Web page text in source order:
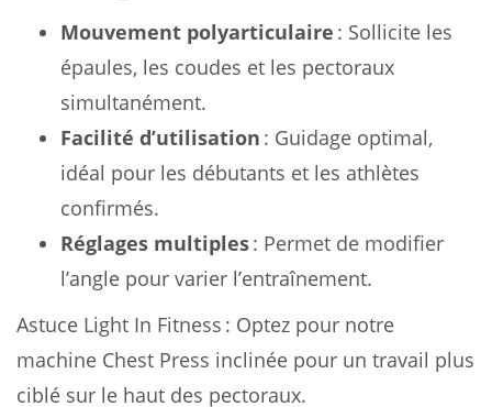
Mouvement polyarticulaire : Sollicite les
épaules, les coudes et les pectoraux
simultanément.
Facilité d’utilisation : Guidage optimal,
idéal pour les débutants et les athlètes
confirmés.
Réglages multiples: Permet de modifier
l’angle pour varier l’entraînement.
Astuce Light In Fitness : Optez pour notre
machine Chest Press inclinée pour un travail plus
ciblé sur le haut des pectoraux.